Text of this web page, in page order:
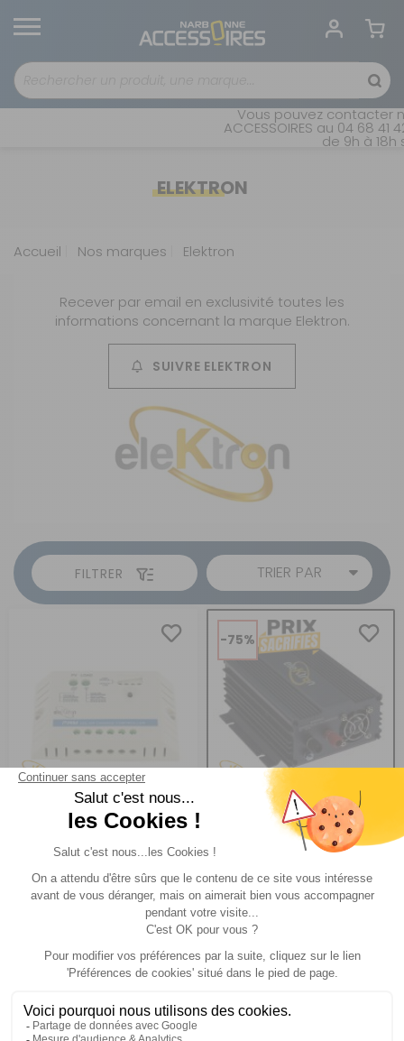
Vous pouvez contacter
ACCESSOIRES au 04 68
de 9h à 18h
ELEKTRON
Accueil Nos marques Elektron
Recever par email en exclusivité toutes les
informations concernant la marque Elektron.
SUIVRE ELEKTRON
FILTRER TRIER PAR
Régulateur solaire PWM
Elektron
EN STOCK
CHOISIR LE
MODÈLE
A partir de :
43 €
-75%
Convertisseur pur sinus
Elektron
Réf : P000326
CHOISIR LE